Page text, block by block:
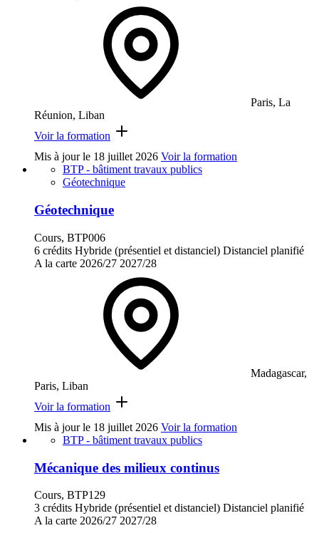
Paris, La
Réunion, Liban
Voir la formation
Mis à jour le 18 juillet 2026 Voir la formation
BTP - bâtiment travaux publics
Géotechnique
Géotechnique
Cours, BTP006
6 crédits Hybride (présentiel et distanciel) Distanciel planifié
A la carte 2026/27 2027/28
Madagascar,
Paris, Liban
Voir la formation
Mis à jour le 18 juillet 2026 Voir la formation
BTP - bâtiment travaux publics
Mécanique des milieux continus
Cours, BTP129
3 crédits Hybride (présentiel et distanciel) Distanciel planifié
A la carte 2026/27 2027/28